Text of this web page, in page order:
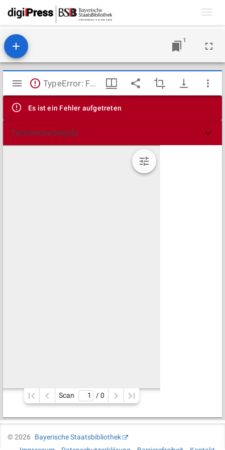
1
Mirador
Viewer
TypeError: Failed to fetch
Es ist ein Fehler aufgetreten
Technische Details
Scan / 0
©2026
Bayerische Staatsbibliothek